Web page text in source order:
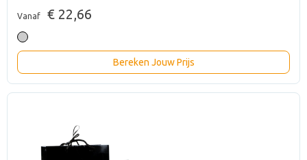
Vanaf € 22,66
Bereken Jouw Prijs